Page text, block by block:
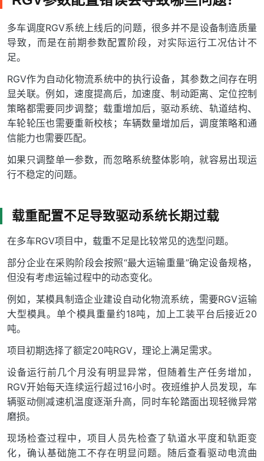
多车调度RGV系统上线后的问题，很多并不是设备制造质量
导致，而是在前期参数配置阶段，对实际运行工况估计不
足。
RGV作为自动化物流系统中的执行设备，其参数之间存在明
显关联。例如，速度提高后，加速度、制动距离、定位控制
策略都需要同步调整；载重增加后，驱动系统、轨道结构、
车轮轮压也需要重新校核；车辆数量增加后，调度策略和通
信能力也需要匹配。
如果只调整单一参数，而忽略系统整体影响，就容易出现运
行不稳定的问题。
载重配置不足导致驱动系统长期过载
在多车RGV项目中，载重不足是比较常见的选型问题。
部分企业在采购阶段会按照“最大运输重量”确定设备规格，
但没有考虑运输过程中的动态变化。
例如，某模具制造企业建设自动化物流系统，需要RGV运输
大型模具。单个模具重量约18吨，加上工装平台后接近20
吨。
项目初期选择了额定20吨RGV，理论上满足需求。
设备运行前几个月没有明显异常，但随着生产任务增加，
RGV开始每天连续运行超过16小时。夜班维护人员发现，车
辆驱动侧减速机温度逐渐升高，同时车轮踏面出现轻微异常
磨损。
现场检查过程中，项目人员先检查了轨道水平度和轨距变
化，确认基础施工不存在明显问题。随后查看驱动电流曲